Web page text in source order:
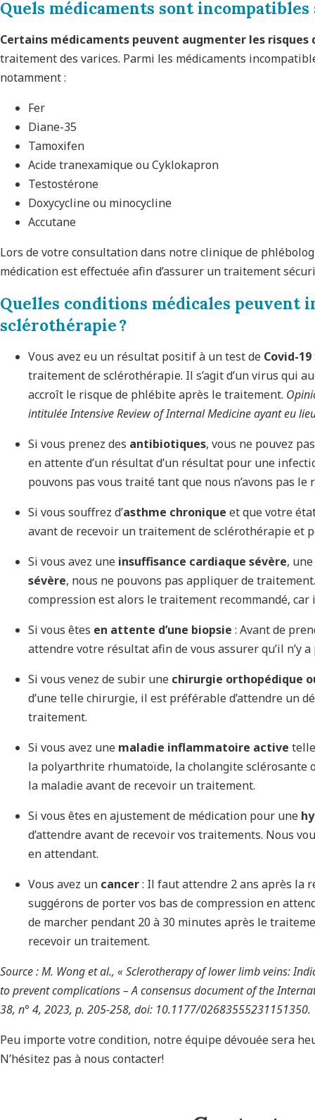
Quels médicaments sont
Certains médicaments peuvent augmenter les risques
traitement des varices. Parmi les médicaments
notamment :
Fer
Diane-35
Tamoxifen
Acide tranexamique ou Cyklokapron
Testostérone
Doxycycline ou minocycline
Accutane
Lors de votre consultation dans notre clinique de
médication est effectuée afin d’assurer un traitement
Quelles conditions médicales peuvent
sclérothérapie ?
Vous avez eu un résultat positif à un test de Covid-19
traitement de sclérothérapie. Il s’agit d’un virus qui
accroît le risque de phlébite après le traitement.
intitulée Intensive Review of Internal Medicine ayant eu
Si vous prenez des antibiotiques, vous ne pouvez
en attente d’un résultat d’un résultat pour une
pouvons pas vous traité tant que nous n’avons pas le
Si vous souffrez d’asthme chronique et que votre
avant de recevoir un traitement de sclérothérapie et
Si vous avez une insuffisance cardiaque sévère, une
sévère, nous ne pouvons pas appliquer de
compression est alors le traitement recommandé,
Si vous êtes en attente d’une biopsie : Avant de
attendre votre résultat afin de vous assurer qu’il n’y a
Si vous venez de subir une chirurgie orthopédique
d’une telle chirurgie, il est préférable d’attendre un
traitement.
Si vous avez une maladie inflammatoire active
la polyarthrite rhumatoïde, la cholangite
la maladie avant de recevoir un traitement.
Si vous êtes en ajustement de médication pour une
d’attendre avant de recevoir vos traitements. Nous
en attendant.
Vous avez un cancer: Il faut attendre 2 ans après la
suggérons de porter vos bas de compression en
de marcher pendant 20 à 30 minutes après le
recevoir un traitement.
Source : M. Wong et al., « Sclerotherapy of lower limb veins:
to prevent complications – A consensus document of the
38, n° 4, 2023, p. 205-258, doi: 10.1177/02683555231151350.
Peu importe votre condition, notre équipe dévouée sera
N’hésitez pas à nous contacter!